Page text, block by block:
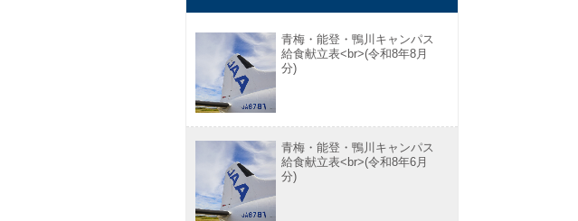
青梅・能登・鴨川キャンパス
給食献立表<br>(令和8年8月
分)
青梅・能登・鴨川キャンパス
給食献立表<br>(令和8年6月
分)